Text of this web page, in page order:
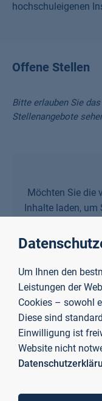
hochschuleigenen
Offene Stellen
Bitte erlauben Sie
Stellenangebote
Möchten Sie die
Inhalte laden, um
Um Ihnen den
Leistungen der
Cookies – sowohl
Diese sind
Einwilligung ist
Website nicht